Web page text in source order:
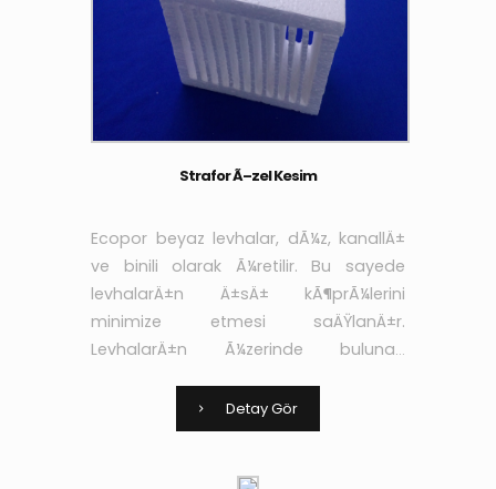
Strafor Ã–zel Kesim
Ecopor beyaz levhalar, dÃ¼z, kanallÄ±
ve binili olarak Ã¼retilir. Bu sayede
levhalarÄ±n Ä±sÄ± kÃ¶prÃ¼lerini
minimize etmesi saÄŸlanÄ±r.
LevhalarÄ±n Ã¼zerinde bulunan
yapÄ±ÅŸtÄ±rÄ±cÄ± ve sÄ±vanÄ±n
aderans niteliÄŸi arttÄ±rÄ±larak yÃ¼k
Detay Gör